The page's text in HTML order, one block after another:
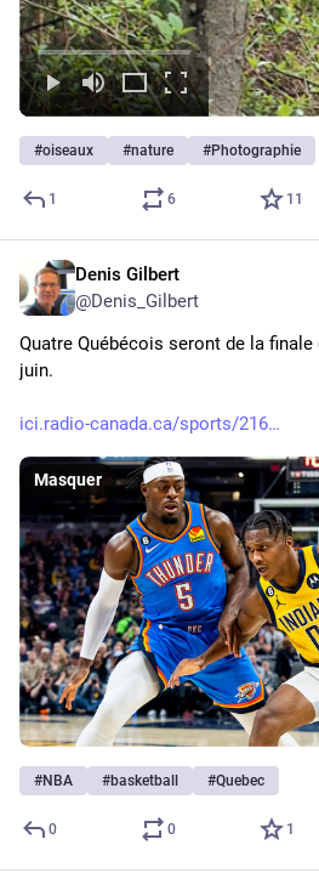
#oiseaux #nature #Photographie
1 6 11
Denis Gilbert
@Denis_Gilbert
Quatre Québécois seront de la finale
juin.
ici.radio-canada.ca/sports/216
Masquer
#NBA #basketball #Quebec
0 0 1